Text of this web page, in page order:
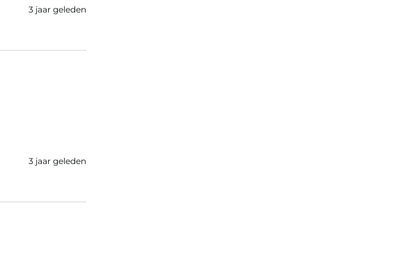
3 jaar geleden
3 jaar geleden